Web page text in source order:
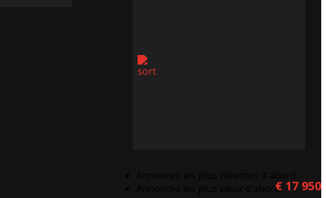
Annonces les plus vieux d'abord€ 17 950